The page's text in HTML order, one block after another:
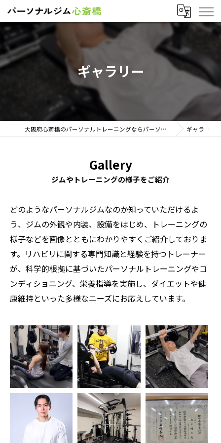
ギャラリー
大阪府心斎橋のパーソナルトレーニングならパーソナルジム心斎橋 ギャラリー
Gallery
ジムやトレーニングの様子をご紹介
どのようなパーソナルジムなのか知っていただけるよ
う、ジムの外観や内装、設備をはじめ、トレーニングの
様子などを画像とともにわかりやすくご紹介しておりま
す。リハビリに関する専門知識と経験を持つトレーナー
が、科学的根拠に基づいたパーソナルトレーニングやコ
ンディショニング、栄養指導を実施し、ダイエットや健
康維持といった多様なニーズにお応えしています。